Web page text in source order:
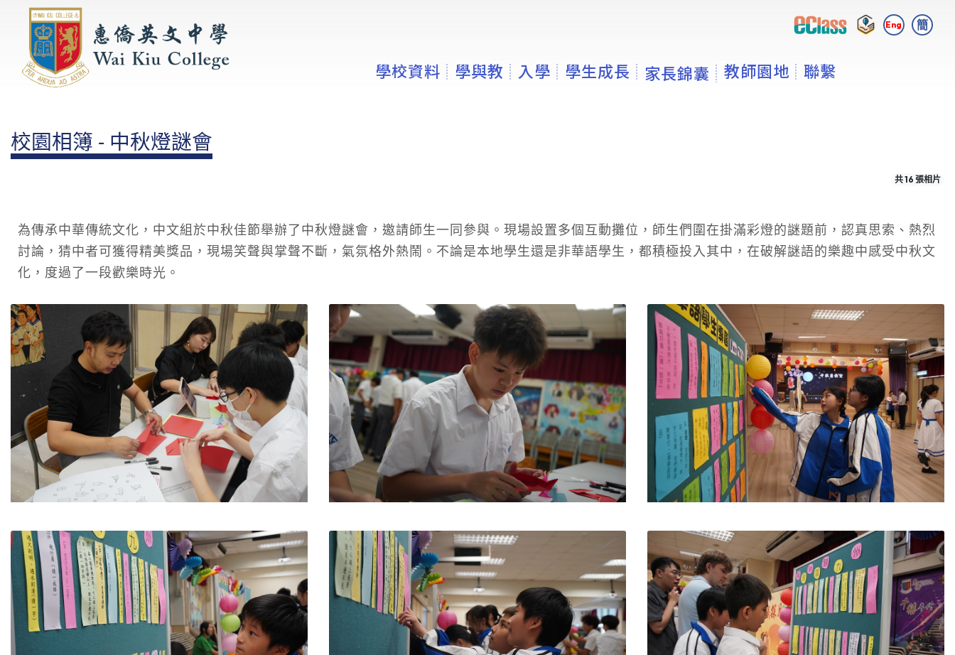
Eng 簡
學校資料 學與教 入學 學生成長 家長錦囊 教師園地 聯繫
校園相簿 - 中秋燈謎會
共 16 張相片
為傳承中華傳統文化，中文組於中秋佳節舉辦了中秋燈謎會，邀請師生一同參與。現場設置多個互動攤位，師生們圍在掛滿彩燈的謎題前，認真思索、熱烈
討論，猜中者可獲得精美獎品，現場笑聲與掌聲不斷，氣氛格外熱鬧。不論是本地學生還是非華語學生，都積極投入其中，在破解謎語的樂趣中感受中秋文
化，度過了一段歡樂時光。